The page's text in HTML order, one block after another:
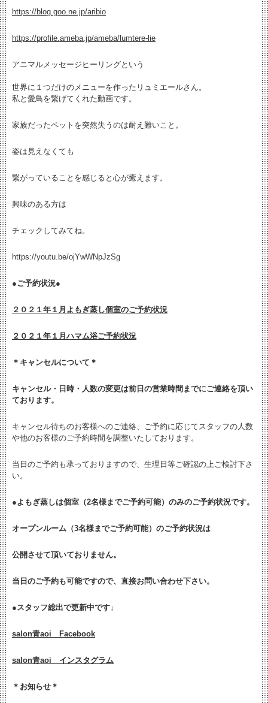
https://blog.goo.ne.jp/aribio
https://profile.ameba.jp/ameba/lumtere-lie
アニマルメッセージヒーリングという
世界に１つだけのメニューを作ったリュミエールさん。
私と愛鳥を繋げてくれた動画です。
家族だったペットを突然失うのは耐え難いこと。
姿は見えなくても
繋がっていることを感じると心が癒えます。
興味のある方は
チェックしてみてね。
https://youtu.be/ojYwWNpJzSg
●ご予約状況●
２０２１年１月よもぎ蒸し個室のご予約状況
２０２１年１月ハマム浴ご予約状況
＊キャンセルについて＊
キャンセル・日時・人数の変更は前日の営業時間までにご連絡を頂い
ております。
キャンセル待ちのお客様へのご連絡、ご予約に応じてスタッフの人数
や他のお客様のご予約時間を調整いたしております。
当日のご予約も承っておりますので、生理日等ご確認の上ご検討下さ
い。
●よもぎ蒸しは個室（2名様までご予約可能）のみのご予約状況です。
オープンルーム（3名様までご予約可能）のご予約状況は
公開させて頂いておりません。
当日のご予約も可能ですので、直接お問い合わせ下さい。
●スタッフ総出で更新中です↓
salon青aoi Facebook
salon青aoi インスタグラム
＊お知らせ＊